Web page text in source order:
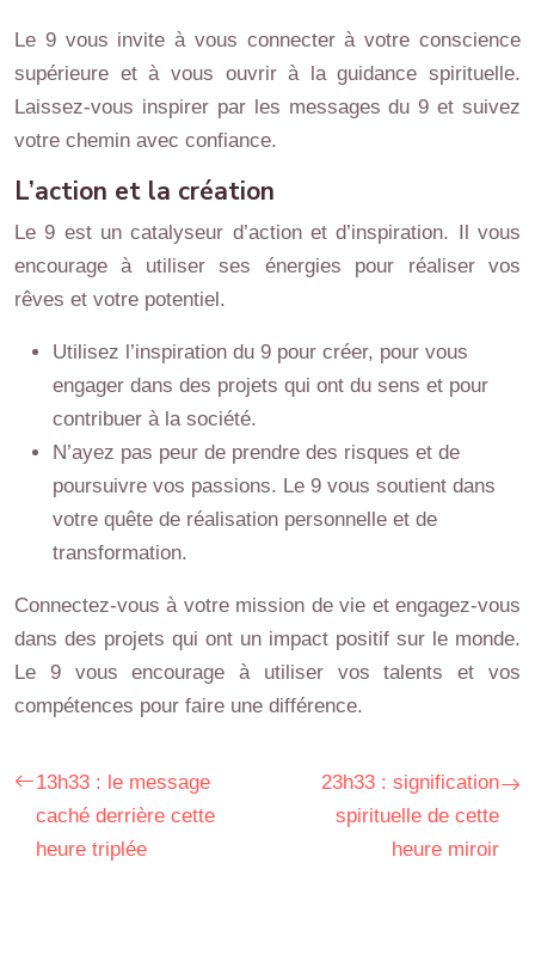
Le 9 vous invite à vous connecter à votre conscience
supérieure et à vous ouvrir à la guidance spirituelle.
Laissez-vous inspirer par les messages du 9 et suivez
votre chemin avec confiance.
L’action et la création
Le 9 est un catalyseur d’action et d’inspiration. Il vous
encourage à utiliser ses énergies pour réaliser vos
rêves et votre potentiel.
Utilisez l’inspiration du 9 pour créer, pour vous
engager dans des projets qui ont du sens et pour
contribuer à la société.
N’ayez pas peur de prendre des risques et de
poursuivre vos passions. Le 9 vous soutient dans
votre quête de réalisation personnelle et de
transformation.
Connectez-vous à votre mission de vie et engagez-vous
dans des projets qui ont un impact positif sur le monde.
Le 9 vous encourage à utiliser vos talents et vos
compétences pour faire une différence.
13h33 : le message
caché derrière cette
heure triplée
23h33 : signification
spirituelle de cette
heure miroir